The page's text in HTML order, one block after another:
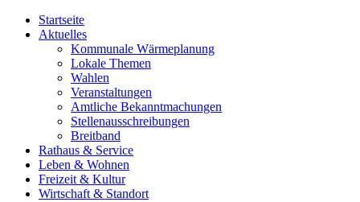
Startseite
Aktuelles
Kommunale Wärmeplanung
Lokale Themen
Wahlen
Veranstaltungen
Amtliche Bekanntmachungen
Stellenausschreibungen
Breitband
Rathaus & Service
Leben & Wohnen
Freizeit & Kultur
Wirtschaft & Standort